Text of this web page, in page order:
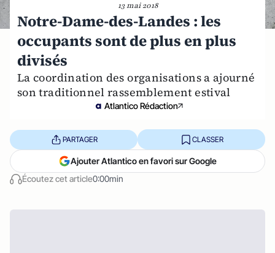
13 mai 2018
Notre-Dame-des-Landes : les
occupants sont de plus en plus
divisés
La coordination des organisations a ajourné
son traditionnel rassemblement estival
Atlantico Rédaction
Écoutez cet article0:00min
PARTAGER CLASSER
Ajouter Atlantico en favori sur Google